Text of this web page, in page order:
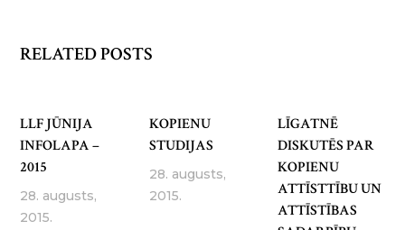
RELATED POSTS
LLF JŪNIJA
INFOLAPA –
2015
28. augusts,
2015.
KOPIENU
STUDIJAS
28. augusts,
2015.
LĪGATNĒ
DISKUTĒS PAR
KOPIENU
ATTĪSTTĪBU UN
ATTĪSTĪBAS